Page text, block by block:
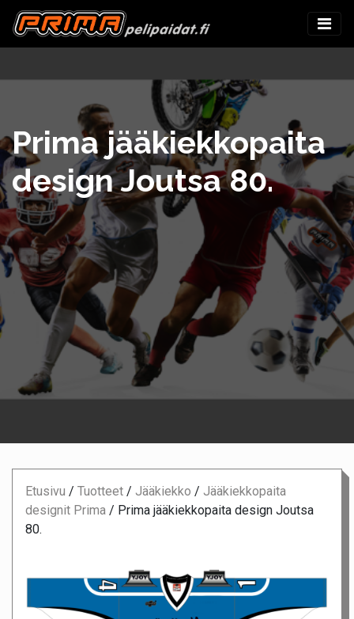
Prima jääkiekkopaita
design Joutsa 80.
Etusivu / Tuotteet / Jääkiekko / Jääkiekkopaita
designit Prima / Prima jääkiekkopaita design Joutsa
80.